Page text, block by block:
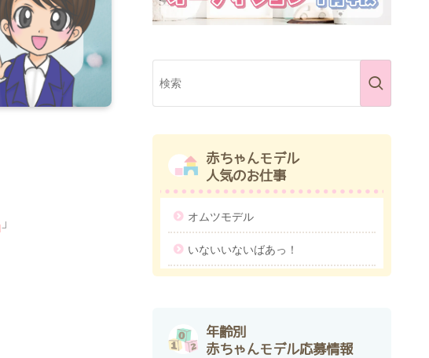
」
赤ちゃんモデル
人気のお仕事
オムツモデル
いないいないばあっ！
年齢別
赤ちゃんモデル応募情報